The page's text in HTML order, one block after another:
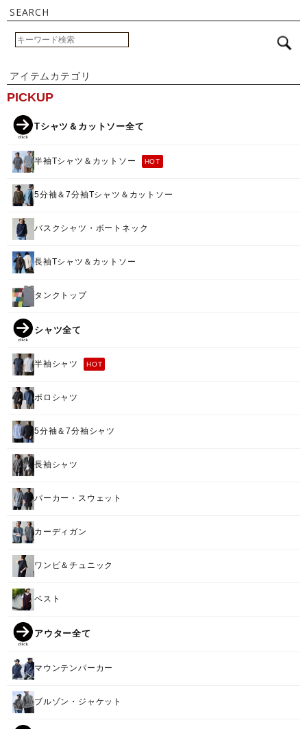
SEARCH
アイテムカテゴリ
PICKUP
Tシャツ＆カットソー全て
半袖Tシャツ＆カットソー HOT
5分袖＆7分袖Tシャツ＆カットソー
バスクシャツ・ボートネック
長袖Tシャツ＆カットソー
タンクトップ
シャツ全て
半袖シャツ HOT
ポロシャツ
5分袖＆7分袖シャツ
長袖シャツ
パーカー・スウェット
カーディガン
ワンピ＆チュニック
ベスト
アウター全て
マウンテンパーカー
ブルゾン・ジャケット